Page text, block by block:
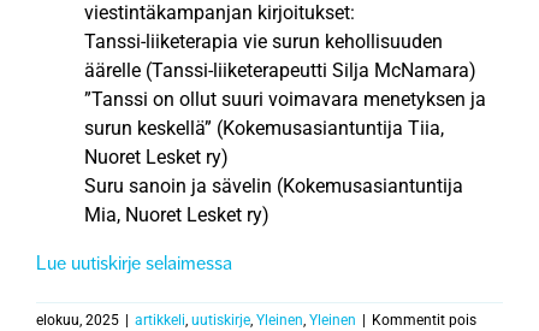
viestintäkampanjan kirjoitukset:
Tanssi-liiketerapia vie surun kehollisuuden
äärelle (Tanssi-liiketerapeutti Silja McNamara)
”Tanssi on ollut suuri voimavara menetyksen ja
surun keskellä” (Kokemusasiantuntija Tiia,
Nuoret Lesket ry)
Suru sanoin ja sävelin (Kokemusasiantuntija
Mia, Nuoret Lesket ry)
Lue uutiskirje selaimessa
elokuu, 2025 artikkeli, uutiskirje, Yleinen, Yleinen
Kommentit pois